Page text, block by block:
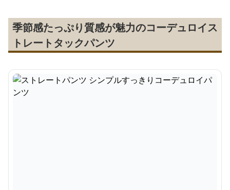
季節感たっぷり質感が魅力のコーデュロイス
トレートタックパンツ